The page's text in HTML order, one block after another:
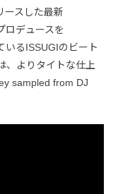
ースした最新
ロデュースを
いるISSUGIのビート
、よりタイトな仕上
sampled from DJ